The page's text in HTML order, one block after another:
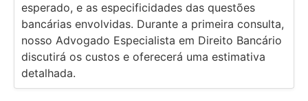
esperado, e as especificidades das questões
bancárias envolvidas. Durante a primeira consulta,
nosso Advogado Especialista em Direito Bancário
discutirá os custos e oferecerá uma estimativa
detalhada.